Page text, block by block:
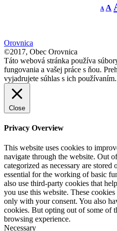
Afont
A
Orovnica
©2017, Obec Orovnica
Táto webová stránka používa
fungovania a vašej práce s ňou.
vyjadrujete súhlas s ich
Close
Privacy Overview
This website uses cookies to
navigate through the website. Out
categorized as necessary are
essential for the working of basic
also use third-party cookies that
you use this website. These
only with your consent. You also
cookies. But opting out of some of
browsing experience.
Necessary